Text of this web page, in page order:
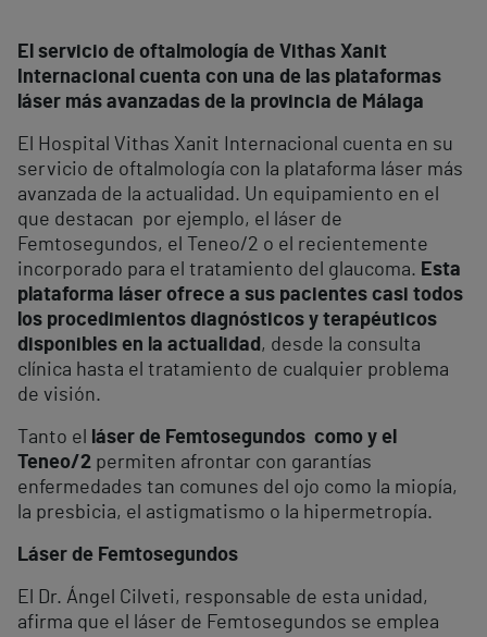
El servicio de oftalmología de Vithas Xanit
Internacional cuenta con una de las plataformas
láser más avanzadas de la provincia de Málaga
El Hospital Vithas Xanit Internacional cuenta en su
servicio de oftalmología con la plataforma láser más
avanzada de la actualidad. Un equipamiento en el
que destacan por ejemplo, el láser de
Femtosegundos, el Teneo/2 o el recientemente
incorporado para el tratamiento del glaucoma. Esta
plataforma láser ofrece a sus pacientes casi todos
los procedimientos diagnósticos y terapéuticos
disponibles en la actualidad , desde la consulta
clínica hasta el tratamiento de cualquier problema
de visión.
Tanto el
láser de Femtosegundos como y el
Teneo/2 permiten afrontar con garantías
enfermedades tan comunes del ojo como la miopía,
la presbicia, el astigmatismo o la hipermetropía.
Láser de Femtosegundos
El Dr. Ángel Cilveti, responsable de esta unidad,
afirma que el láser de Femtosegundos se emplea